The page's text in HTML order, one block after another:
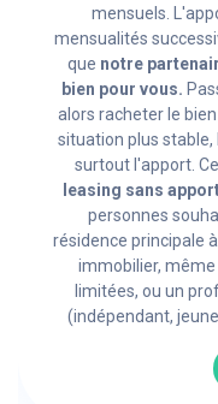
mensuels.
mensualités
que notre
bien pour vous.
alors racheter le
situation plus
surtout l'apport.
leasing sans
personnes
résidence principale
immobilier,
limitées, ou un
(indépendant,